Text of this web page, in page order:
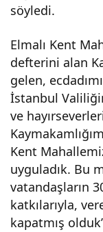
söyledi.
Elmalı Kent
defterini alan
gelen,
İstanbul
ve
Kent
uyguladık. Bu
vatandaşların
katkılarıyla,
kapatmış